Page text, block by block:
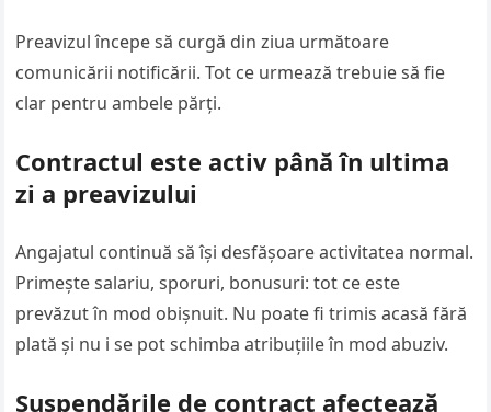
Preavizul începe să curgă din ziua următoare
comunicării notificării. Tot ce urmează trebuie să fie
clar pentru ambele părți.
Contractul este activ până în ultima
zi a preavizului
Angajatul continuă să își desfășoare activitatea normal.
Primește salariu, sporuri, bonusuri: tot ce este
prevăzut în mod obișnuit. Nu poate fi trimis acasă fără
plată și nu i se pot schimba atribuțiile în mod abuziv.
Suspendările de contract afectează